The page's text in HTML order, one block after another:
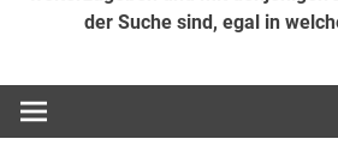
der Suche sind, egal in